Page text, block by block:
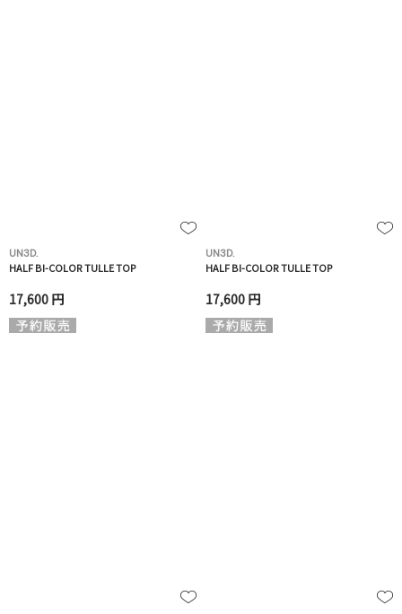
UN3D.
HALF BI-COLOR TULLE TOP
17,600 円
UN3D.
HALF BI-COLOR TULLE TOP
17,600 円